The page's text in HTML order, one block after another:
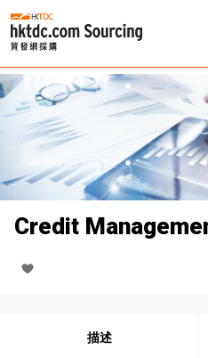
Credit
描述